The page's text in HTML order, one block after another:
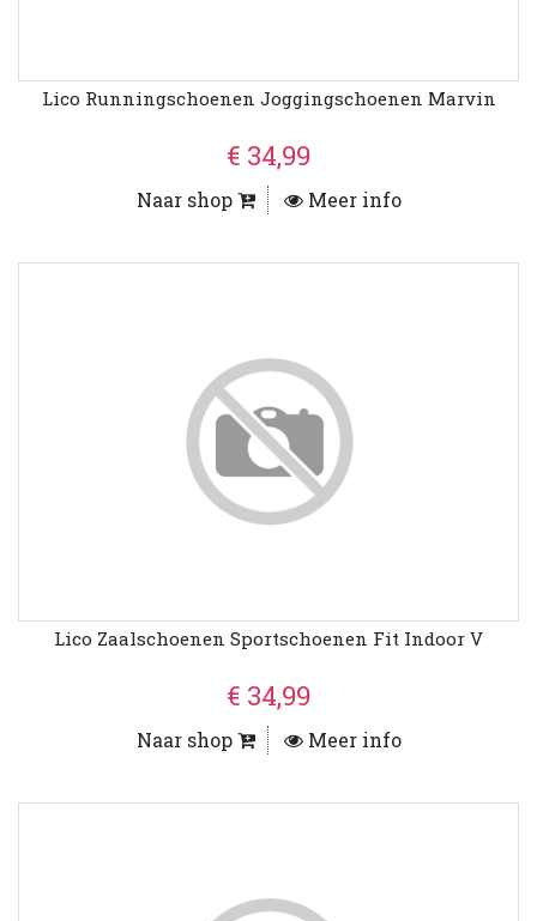
Lico Runningschoenen Joggingschoenen Marvin
€ 34,99
Naar shop Meer info
Lico Zaalschoenen Sportschoenen Fit Indoor V
€ 34,99
Naar shop Meer info